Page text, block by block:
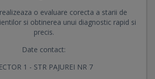
o evaluare corecta a starii de
si obtinerea unui diagnostic rapid si
precis.
Date contact:
1 - STR PAJUREI NR 7